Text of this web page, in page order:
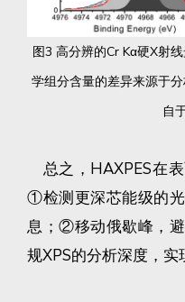
图3 高分辨的Cr Kα硬X射
学组分含量的差异来源于
自
总之，HAXPES在
①检测更深芯能级的
息；②移动俄歇峰，
规XPS的分析深度，实